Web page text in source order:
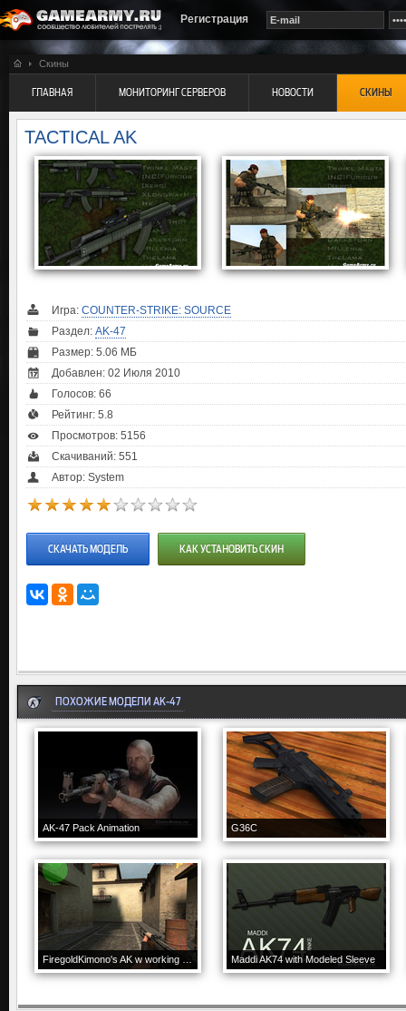
Регистрация
Скины
ГЛАВНАЯ МОНИТОРИНГ СЕРВЕРОВ НОВОСТИ СКИНЫ
TACTICAL AK
Игра: COUNTER-STRIKE: SOURCE
Раздел: AK-47
Размер: 5.06 МБ
Добавлен: 02 Июля 2010
Голосов: 66
Рейтинг: 5.8
Просмотров: 5156
Скачиваний: 551
Автор: System
СКАЧАТЬ МОДЕЛЬ КАК УСТАНОВИТЬ СКИН
ПОХОЖИЕ МОДЕЛИ AK-47
AK-47 Pack Animation G36C
Maddi AK74 with Modeled Sleeve